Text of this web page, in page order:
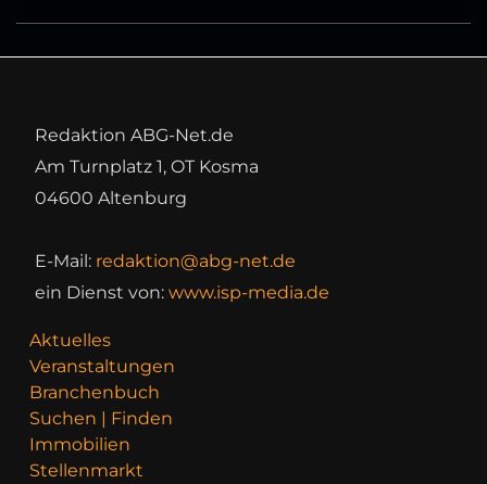
Redaktion ABG-Net.de
Am Turnplatz 1, OT Kosma
04600 Altenburg
E-Mail: redaktion@abg-net.de
ein Dienst von: www.isp-media.de
Aktuelles
Veranstaltungen
Branchenbuch
Suchen | Finden
Immobilien
Stellenmarkt